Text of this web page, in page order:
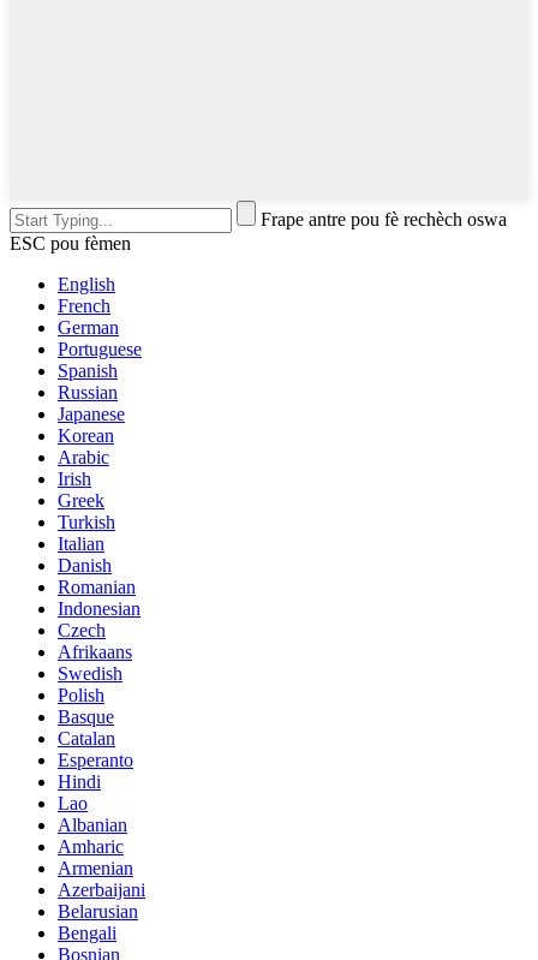
Frape antre pou fè rechèch oswa
ESC pou fèmen
English
French
German
Portuguese
Spanish
Russian
Japanese
Korean
Arabic
Irish
Greek
Turkish
Italian
Danish
Romanian
Indonesian
Czech
Afrikaans
Swedish
Polish
Basque
Catalan
Esperanto
Hindi
Lao
Albanian
Amharic
Armenian
Azerbaijani
Belarusian
Bengali
Bosnian